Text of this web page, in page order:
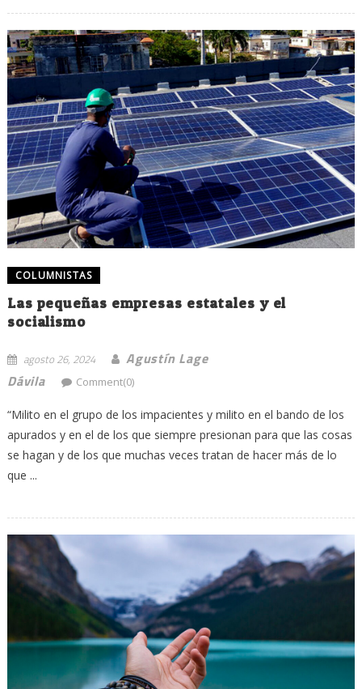
COLUMNISTAS
Las pequeñas empresas estatales y el
socialismo
agosto 26, 2024
Agustín Lage
Dávila
Comment(0)
“Milito en el grupo de los impacientes y milito en el bando de los
apurados y en el de los que siempre presionan para que las cosas
se hagan y de los que muchas veces tratan de hacer más de lo
que ...